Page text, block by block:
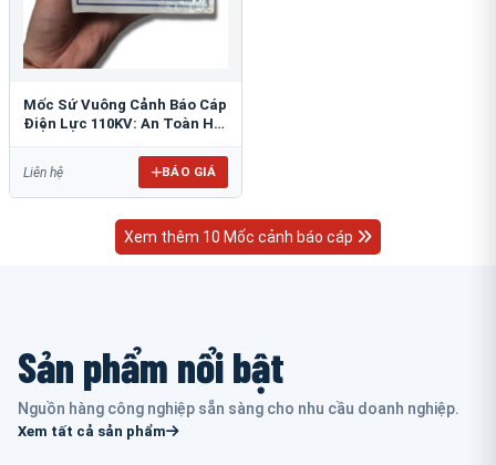
Mốc Sứ Vuông Cảnh Báo Cáp
Điện Lực 110KV: An Toàn Hệ
Liên hệ BÁO GIÁ
Xem thêm 10 Mốc cảnh báo cáp
Sản phẩm nổi bật
Nguồn hàng công nghiệp sẵn sàng cho nhu cầu doanh nghiệp.
Xem tất cả sản phẩm